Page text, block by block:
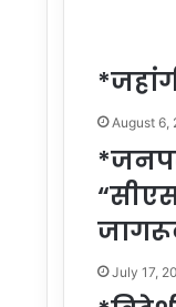
August 6,
July 17,